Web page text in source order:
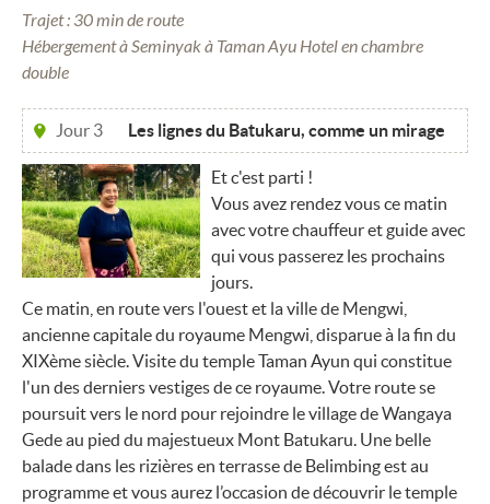
Trajet : 30 min de route
Hébergement à Seminyak à Taman Ayu Hotel en chambre
double
Jour 3 Les lignes du Batukaru, comme un mirage
Et c'est parti !
Vous avez rendez vous ce matin
avec votre chauffeur et guide avec
qui vous passerez les prochains
jours.
Ce matin, en route vers l'ouest et la ville de Mengwi,
ancienne capitale du royaume Mengwi, disparue à la fin du
XIXème siècle. Visite du temple Taman Ayun qui constitue
l'un des derniers vestiges de ce royaume. Votre route se
poursuit vers le nord pour rejoindre le village de Wangaya
Gede au pied du majestueux Mont Batukaru. Une belle
balade dans les rizières en terrasse de Belimbing est au
programme et vous aurez l’occasion de découvrir le temple